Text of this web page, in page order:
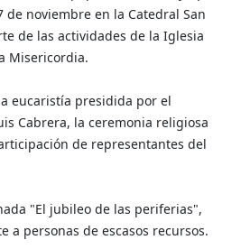
de noviembre en la Catedral San
de las actividades de la Iglesia
Misericordia.
eucaristía presidida por el
Cabrera, la ceremonia religiosa
de representantes del
"El jubileo de las periferias",
a personas de escasos recursos.